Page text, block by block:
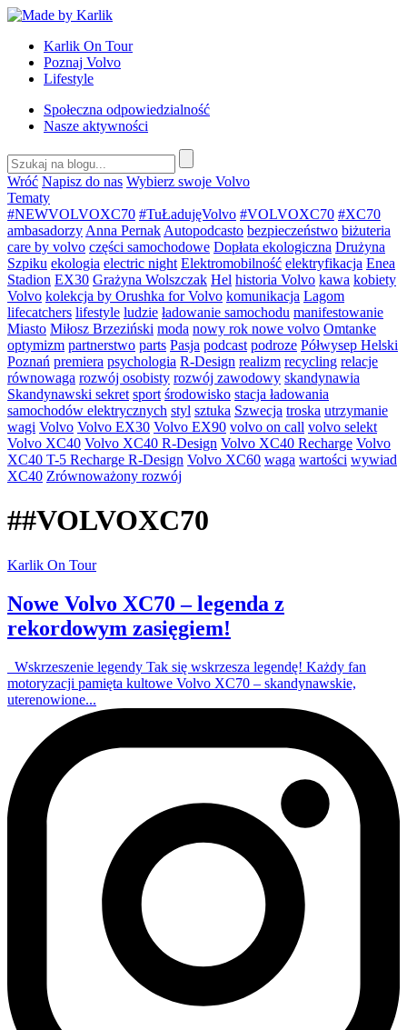
Przejdź
treści
Karlik On Tour
Poznaj Volvo
Lifestyle
Społeczna odpowiedzialność
Nasze aktywności
Wróć Napisz do nas Wybierz swoje Volvo
Tematy
#NEWVOLVOXC70 #TuŁadujęVolvo #VOLVOXC70 #XC70
ambasadorzy Anna Pernak Autopodcasto bezpieczeństwo biżuteria
care by volvo części samochodowe Dopłata ekologiczna Drużyna
Szpiku ekologia electric night Elektromobilność elektryfikacja Enea
Stadion EX30 Grażyna Wolszczak Hel historia Volvo kawa kobiety
Volvo kolekcja by Orushka for Volvo komunikacja Lagom
lifecatchers lifestyle ludzie ładowanie samochodu manifestowanie
Miasto Miłosz Brzeziński moda nowy rok nowe volvo Omtanke
optymizm partnerstwo parts Pasja podcast podroze Półwysep Helski
Poznań premiera psychologia R-Design realizm recycling relacje
równowaga rozwój osobisty rozwój zawodowy skandynawia
Skandynawski sekret sport środowisko stacja ładowania
samochodów elektrycznych styl sztuka Szwecja troska utrzymanie
wagi Volvo Volvo EX30 Volvo EX90 volvo on call volvo selekt
Volvo XC40 Volvo XC40 R-Design Volvo XC40 Recharge Volvo
XC40 T-5 Recharge R-Design Volvo XC60 waga wartości wywiad
XC40 Zrównoważony rozwój
##VOLVOXC70
Karlik On Tour
Nowe Volvo XC70 – legenda z
rekordowym zasięgiem!
Wskrzeszenie legendy Tak się wskrzesza legendę! Każdy fan
motoryzacji pamięta kultowe Volvo XC70 – skandynawskie,
uterenowione...